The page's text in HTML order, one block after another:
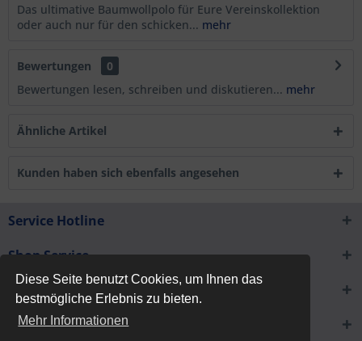
Diese Seite benutzt Cookies, um Ihnen das
bestmögliche Erlebnis zu bieten.
Mehr Informationen
Das ultimative Baumwollpolo für Eure Vereinskollektion
oder auch nur für den schicken... mehr
Bewertungen
0
Bewertungen lesen, schreiben und diskutieren... mehr
Ähnliche Artikel
Kunden haben sich ebenfalls angesehen
Service Hotline
Shop Service
Informationen
Newsletter